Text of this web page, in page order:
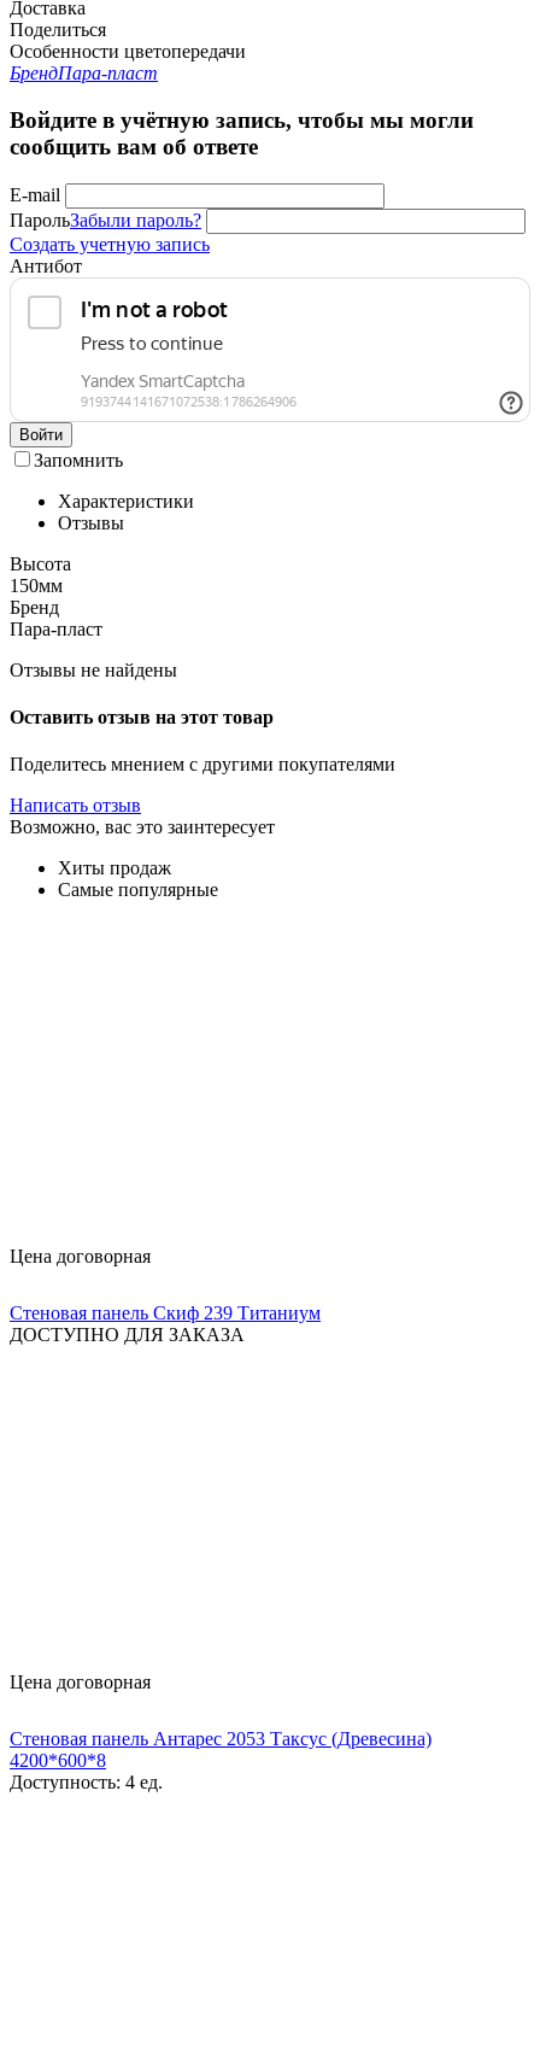
Доставка
Поделиться
Особенности цветопередачи
БрендПара-пласт
Войдите в учётную запись, чтобы мы могли
сообщить вам об ответе
E-mail
ПарольЗабыли пароль?
Создать учетную запись
Антибот
Войти
Запомнить
Характеристики
Отзывы
Высота
150мм
Бренд
Пара-пласт
Отзывы не найдены
Оставить отзыв на этот товар
Поделитесь мнением с другими покупателями
Написать отзыв
Возможно, вас это заинтересует
Хиты продаж
Самые популярные
Цена договорная
Стеновая панель Скиф 239 Титаниум
ДОСТУПНО ДЛЯ ЗАКАЗА
Цена договорная
Стеновая панель Антарес 2053 Таксус (Древесина)
4200*600*8
Доступность: 4 ед.